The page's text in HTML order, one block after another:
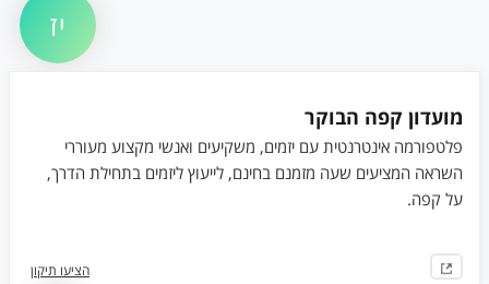
יז
מועדון קפה הבוקר
פלטפורמה אינטרנטית עם יזמים, משקיעים ואנשי מקצוע מעוררי
השראה המציעים שעה מזמנם בחינם, לייעוץ ליזמים בתחילת הדרך,
על קפה.
הציעו תיקון